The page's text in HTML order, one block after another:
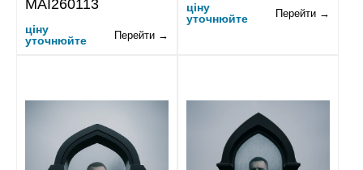
MAI260113
ціну
уточнюйте
Перейти →
ціну
уточнюйте
Перейти →